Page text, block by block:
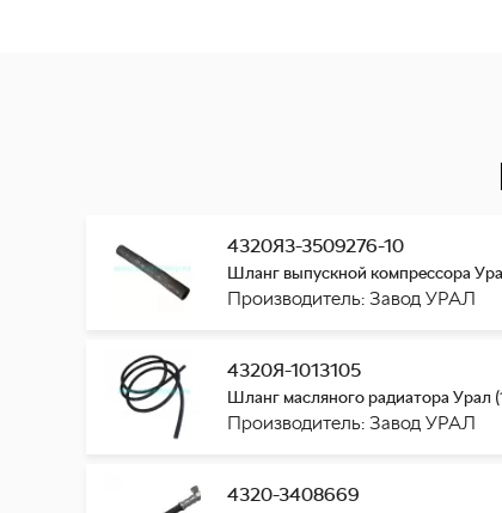
4320Я3-3509276-10
Шланг выпускной компрессора
Производитель: Завод УРАЛ
4320Я-1013105
Шланг масляного радиатора Урал
Производитель: Завод УРАЛ
4320-3408669